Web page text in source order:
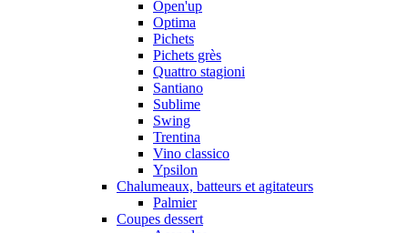
Open'up
Optima
Pichets
Pichets grès
Quattro stagioni
Santiano
Sublime
Swing
Trentina
Vino classico
Ypsilon
Chalumeaux, batteurs et agitateurs
Palmier
Coupes dessert